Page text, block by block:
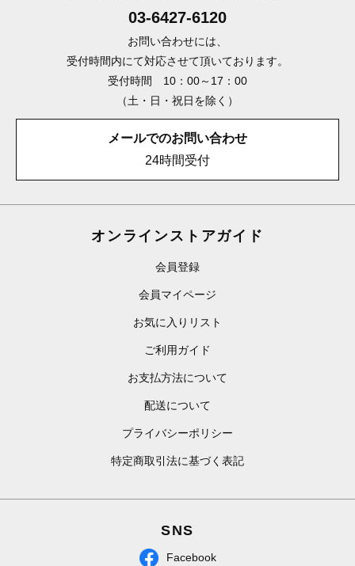
03-6427-6120
お問い合わせには、
受付時間内にて対応させて頂いております。
受付時間 10：00～17：00
（土・日・祝日を除く）
メールでのお問い合わせ
24時間受付
オンラインストアガイド
会員登録
会員マイページ
お気に入りリスト
ご利用ガイド
お支払方法について
配送について
プライバシーポリシー
特定商取引法に基づく表記
SNS
Facebook